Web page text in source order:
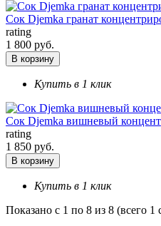
Сок Djemka гранат
rating
1 800 руб.
В корзину
Купить в 1 клик
Сок Djemka вишневый
rating
1 850 руб.
В корзину
Купить в 1 клик
Показано с 1 по 8 из 8 (всего 1